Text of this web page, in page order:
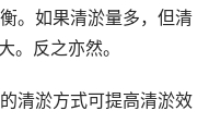
。如果清淤量多，但清
。反之亦然。
清淤方式可提高清淤效